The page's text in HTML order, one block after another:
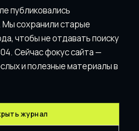
публиковались
сохранили старые
чтобы не отдавать поискy
Сейчас фокус сайта —
и полезные материалы в
журнал